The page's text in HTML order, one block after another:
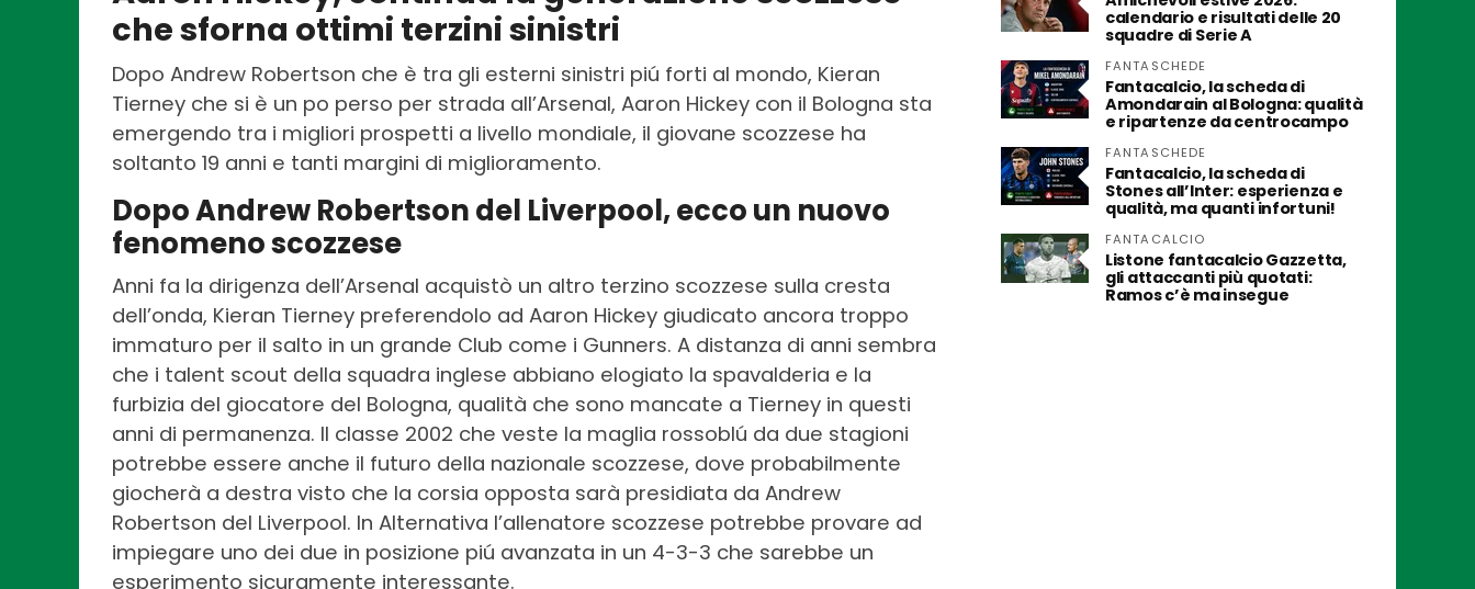
che sforna ottimi terzini sinistri
Dopo Andrew Robertson che è tra gli esterni sinistri piú forti al mondo, Kieran
Tierney che si è un po perso per strada all’Arsenal, Aaron Hickey con il Bologna sta
emergendo tra i migliori prospetti a livello mondiale, il giovane scozzese ha
soltanto 19 anni e tanti margini di miglioramento.
Dopo Andrew Robertson del Liverpool, ecco un nuovo
fenomeno scozzese
Anni fa la dirigenza dell’Arsenal acquistò un altro terzino scozzese sulla cresta
dell’onda, Kieran Tierney preferendolo ad Aaron Hickey giudicato ancora troppo
immaturo per il salto in un grande Club come i Gunners. A distanza di anni sembra
che i talent scout della squadra inglese abbiano elogiato la spavalderia e la
furbizia del giocatore del Bologna, qualità che sono mancate a Tierney in questi
anni di permanenza. Il classe 2002 che veste la maglia rossoblú da due stagioni
potrebbe essere anche il futuro della nazionale scozzese, dove probabilmente
giocherà a destra visto che la corsia opposta sarà presidiata da Andrew
Robertson del Liverpool. In Alternativa l’allenatore scozzese potrebbe provare ad
impiegare uno dei due in posizione piú avanzata in un 4-3-3 che sarebbe un
esperimento sicuramente interessante.
calendario e risultati delle 20
squadre di Serie A
FANTASCHEDE
Fantacalcio, la scheda di
Amondarain al Bologna: qualità
e ripartenze da centrocampo
FANTASCHEDE
Fantacalcio, la scheda di
Stones all’Inter: esperienza e
qualità, ma quanti infortuni!
FANTACALCIO
Listone fantacalcio Gazzetta,
gli attaccanti più quotati:
Ramos c’è ma insegue